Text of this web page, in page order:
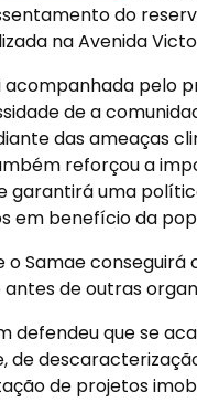
do
na Avenida
pelo
de a
das ameaças
reforçou a
garantirá uma
em benefício da
o Samae
de outras
defendeu que se
de
de projetos